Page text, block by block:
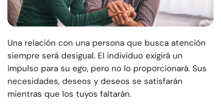
Una relación con una persona que busca atención
siempre será desigual. El individuo exigirá un
impulso para su ego, pero no lo proporcionará. Sus
necesidades, deseos y deseos se satisfarán
mientras que los tuyos faltarán.